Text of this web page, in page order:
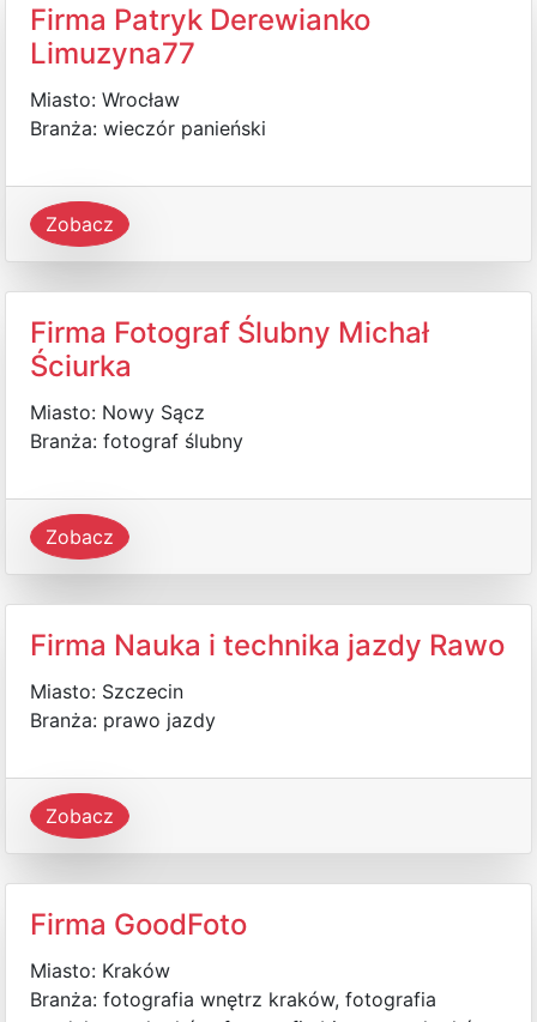
Firma Patryk Derewianko
Limuzyna77
Miasto: Wrocław
Branża: wieczór panieński
Zobacz
Firma Fotograf Ślubny Michał
Ściurka
Miasto: Nowy Sącz
Branża: fotograf ślubny
Zobacz
Firma Nauka i technika jazdy Rawo
Miasto: Szczecin
Branża: prawo jazdy
Zobacz
Firma GoodFoto
Miasto: Kraków
Branża: fotografia wnętrz kraków, fotografia